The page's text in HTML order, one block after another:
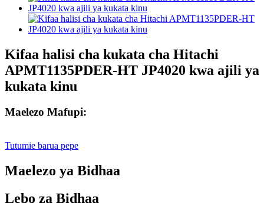
Kifaa halisi cha kukata cha Hitachi
APMT1135PDER-HT JP4020 kwa ajili ya
kukata kinu
Maelezo Mafupi:
Tutumie barua pepe
Maelezo ya Bidhaa
Lebo za Bidhaa